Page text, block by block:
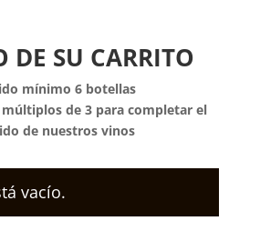
DE SU CARRITO
mínimo 6 botellas
de 3 para completar el
de nuestros vinos
vacío.